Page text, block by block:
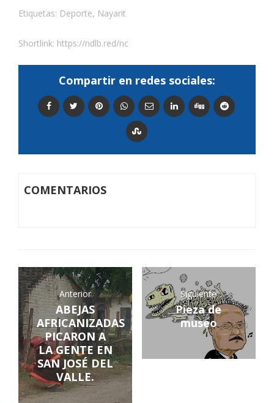
Etiquetas: Deporte, Nayarit
Shortlink: https://ndlb.red/nc
Compartir en redes sociales:
COMENTARIOS
Anterior
ABEJAS
AFRICANIZADAS
PICARON A
LA GENTE EN
SAN JOSÉ DEL
VALLE.
Siguiente
Pieza de
museo